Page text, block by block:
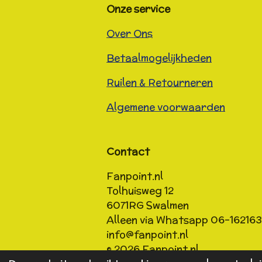
Onze service
Over Ons
Betaalmogelijkheden
Ruilen & Retourneren
Algemene voorwaarden
Contact
Fanpoint.nl
Tolhuisweg 12
6071RG Swalmen
Alleen via Whatsapp 06-
info@fanpoint.nl
© 2026 Fanpoint.nl